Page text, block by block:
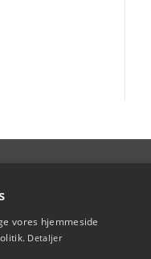
vores hjemmeside
Detaljer